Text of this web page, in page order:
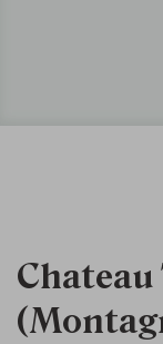
Chateau